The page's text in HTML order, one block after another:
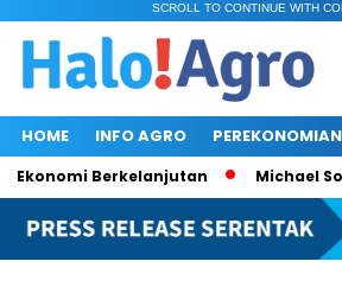
SCROLL TO CONTINUE WITH
HOME INFO AGRO PEREKONOMIAN
Berkelanjutan Michael